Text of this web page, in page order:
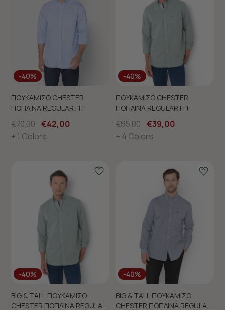
-40%
ΠΟΥΚΑΜΙΣΟ CHESTER
ΠΟΠΛΙΝΑ REGULAR FIT
€70,00 €42,00
+ 1 Colors
-40%
ΠΟΥΚΑΜΙΣΟ CHESTER
ΠΟΠΛΙΝΑ REGULAR FIT
€65,00 €39,00
+ 4 Colors
-40%
BIG & TALL ΠΟΥΚΑΜΙΣΟ
CHESTER ΠΟΠΛΙΝΑ REGULAR
-40%
BIG & TALL ΠΟΥΚΑΜΙΣΟ
CHESTER ΠΟΠΛΙΝΑ REGULAR